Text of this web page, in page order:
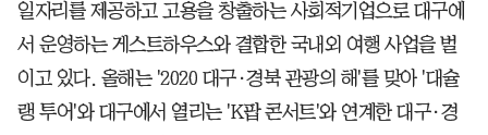
일자리를 제공하고 고용을 창출하는 사회적기업으로 대구에
서 운영하는 게스트하우스와 결합한 국내외 여행 사업을 벌
이고 있다. 올해는 '2020 대구·경북 관광의 해'를 맞아 '대슐
랭 투어'와 대구에서 열리는 'K팝 콘서트'와 연계한 대구·경